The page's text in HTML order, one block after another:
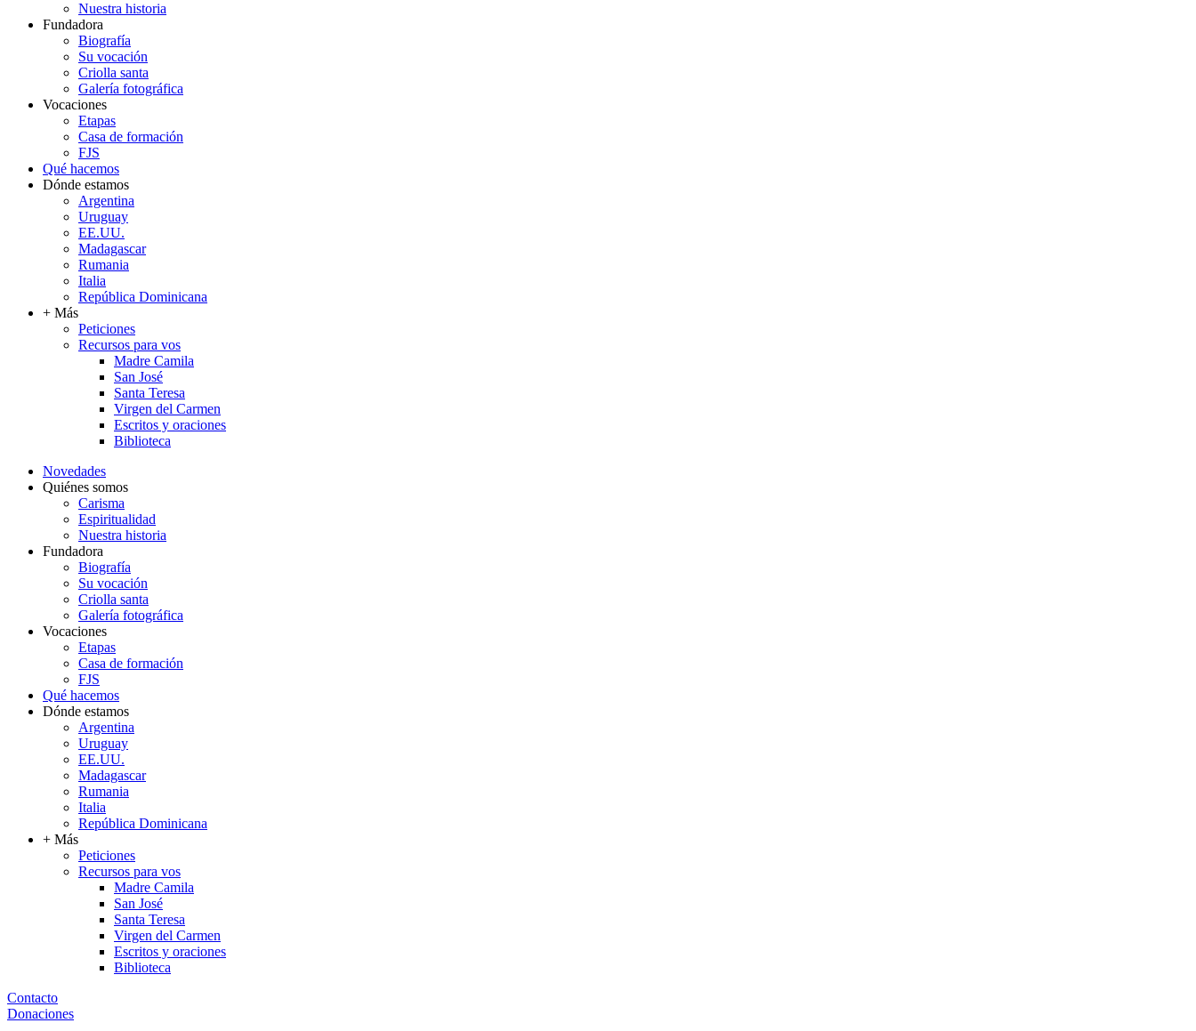
Nuestra historia
Fundadora
Biografía
Su vocación
Criolla santa
Galería fotográfica
Vocaciones
Etapas
Casa de formación
FJS
Qué hacemos
Dónde estamos
Argentina
Uruguay
EE.UU.
Madagascar
Rumania
Italia
República Dominicana
+ Más
Peticiones
Recursos para vos
Madre Camila
San José
Santa Teresa
Virgen del Carmen
Escritos y oraciones
Biblioteca
Novedades
Quiénes somos
Carisma
Espiritualidad
Nuestra historia
Fundadora
Biografía
Su vocación
Criolla santa
Galería fotográfica
Vocaciones
Etapas
Casa de formación
FJS
Qué hacemos
Dónde estamos
Argentina
Uruguay
EE.UU.
Madagascar
Rumania
Italia
República Dominicana
+ Más
Peticiones
Recursos para vos
Madre Camila
San José
Santa Teresa
Virgen del Carmen
Escritos y oraciones
Biblioteca
Contacto
Donaciones